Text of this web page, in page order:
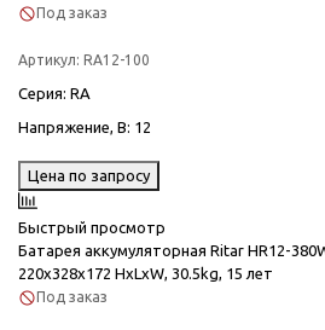
Под заказ
Артикул: RA12-100
Серия: RA
Напряжение, В: 12
Цена по запросу
Быстрый просмотр
Батарея аккумуляторная Ritar HR12-
220x328x172 HxLxW, 30.5kg, 15 лет
Под заказ